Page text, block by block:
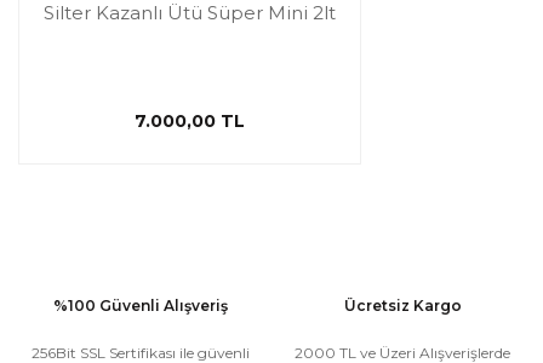
Silter Kazanlı Ütü Süper Mini 2lt
7.000,00 TL
%100 Güvenli Alışveriş
256Bit SSL Sertifikası ile güvenli
Ücretsiz Kargo
2000 TL ve Üzeri Alışverişlerde